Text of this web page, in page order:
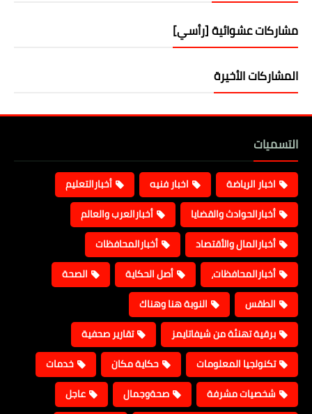
مشاركات عشوائية [رأسي]
المشاركات الأخيرة
التسميات
اخبار الرياضة اخبار فنيه
أخبارالتعليم
أخبارالحوادث والقضايا
أخبارالعرب والعالم
أخبارالمال والأقتصاد
أخبارالمحافظات
أخبارالمحافظات،
أصل الحكاية
الصحة
الطقس
النوبة هنا وهناك
برقية تهنئة من شيفاتايمز
تقارير صحفية
تكنولجيا المعلومات
حكاية مكان
خدمات
شخصيات مشرفة
صحةوجمال
عاجل